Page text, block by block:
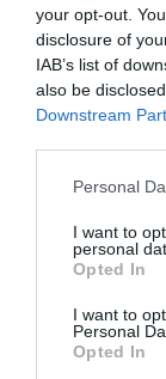
your opt-out.
disclosure of
IAB’s list of
also be
Downstream
Please note
not limited to
grant or deny
use your data
consent section.
Personal
I want to
personal
Opted In
I want to
Personal
Opted In